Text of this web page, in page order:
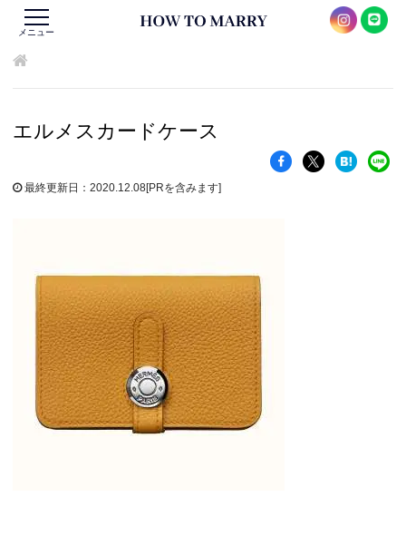
メニュー
エルメスカードケース
最終更新日：2020.12.08[PRを含みます]